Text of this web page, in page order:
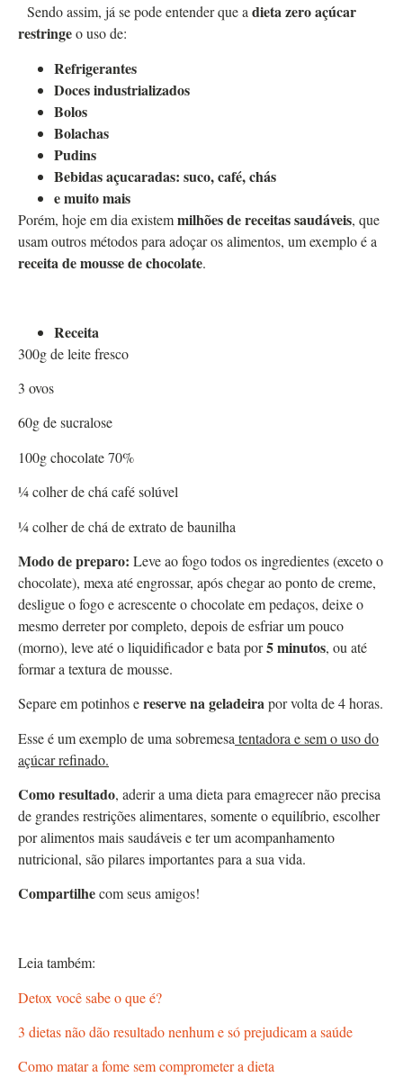
Sendo assim, já se pode entender que adieta zero açúcar
restringeo uso de:
Refrigerantes
Doces industrializados
Bolos
Bolachas
Pudins
Bebidas açucaradas: suco, café, chás
e muito mais
Porém, hoje em dia existemmilhões de receitas saudáveis, que
usam outros métodos para adoçar os alimentos, um exemplo é a
receita de mousse de chocolate.
Receita
300g de leite fresco
3 ovos
60g de sucralose
100g chocolate 70%
¼ colher de chá café solúvel
¼ colher de chá de extrato de baunilha
Modo de preparo: Leve ao fogo todos os ingredientes (exceto o
chocolate), mexa até engrossar, após chegar ao ponto de creme,
desligue o fogo e acrescente o chocolate em pedaços, deixe o
mesmo derreter por completo, depois de esfriar um pouco
(morno), leve até o liquidificador e bata por5 minutos, ou até
formar a textura de mousse.
Separe em potinhos ereserve na geladeirapor volta de 4 horas.
Esse é um exemplo de uma sobremesa tentadora e sem o uso do
açúcar refinado.
Como resultado, aderir a uma dieta para emagrecer não precisa
de grandes restrições alimentares, somente o equilíbrio, escolher
por alimentos mais saudáveis e ter um acompanhamento
nutricional, são pilares importantes para a sua vida.
Compartilhecom seus amigos!
Leia também:
Detox você sabe o que é?
3 dietas não dão resultado nenhum e só prejudicam a saúde
Como matar a fome sem comprometer a dieta